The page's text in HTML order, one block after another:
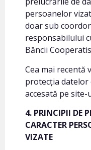
persoanelor
doar sub
responsabilului
Băncii
Cea mai recentă
protecția datelor
accesată pe site-
4. PRINCIPII DE
CARACTER
VIZATE